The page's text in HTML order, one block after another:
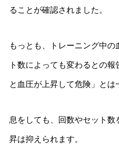
ることが確認されました。
もっとも、トレーニング中
ト数によっても変わるとの
と血圧が上昇して危険」とは
息をしても、回数やセット
昇は抑えられます。